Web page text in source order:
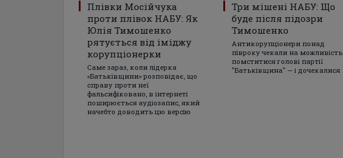
Плівки Мосійчука
проти плівок НАБУ: Як
Юлія Тимошенко
рятується від іміджу
корупціонерки
Саме зараз, коли лідерка
«Батьківщини» розповідає, що
справу проти неї
фальсифіковано, в інтернеті
поширюється аудіозапис, який
начебто доводить цю версію
Три мішені НАБУ: Що
буде після підозри
Тимошенко
Антикорупціонери понад
півроку чекали на можливість
помститися голові партії
"Батьківщина" — і дочекалися